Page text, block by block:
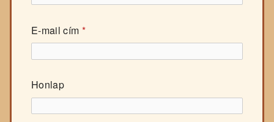
E-mail cím *
Honlap